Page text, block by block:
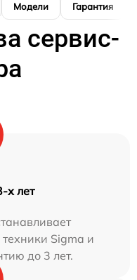
Модели Гарантия
сервис-
х лет
Sigma и
до 3 лет.